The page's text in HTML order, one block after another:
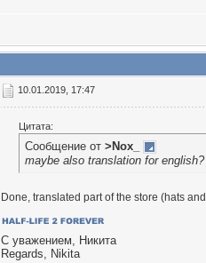
10.01.2019, 17:47
Цитата:
Сообщение от >Nox_
maybe also translation for
Done, translated part of the store (hats
С уважением, Никита
Regards, Nikita